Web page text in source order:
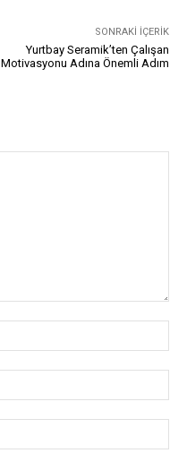
SONRAKI İÇERIK
Yurtbay Seramik’ten Çalışan
Motivasyonu Adına Önemli Adım